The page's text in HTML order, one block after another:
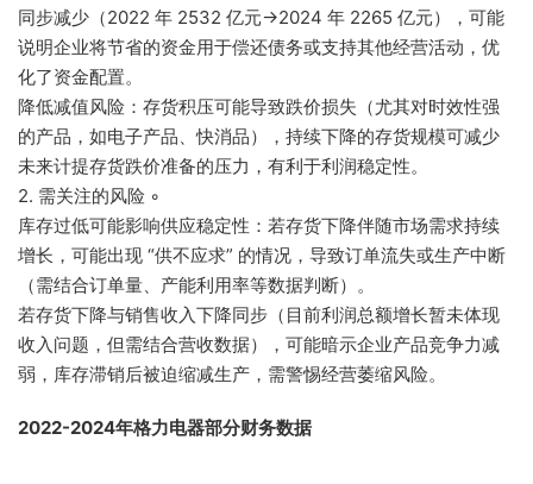
同步减少（2022 年 2532 亿元→2024 年 2265 亿元），可能
说明企业将节省的资金用于偿还债务或支持其他经营活动，优
化了资金配置。
降低减值风险：存货积压可能导致跌价损失（尤其对时效性强
的产品，如电子产品、快消品），持续下降的存货规模可减少
未来计提存货跌价准备的压力，有利于利润稳定性。
2. 需关注的风险 ◦
库存过低可能影响供应稳定性：若存货下降伴随市场需求持续
增长，可能出现 “供不应求” 的情况，导致订单流失或生产中断
（需结合订单量、产能利用率等数据判断）。
若存货下降与销售收入下降同步（目前利润总额增长暂未体现
收入问题，但需结合营收数据），可能暗示企业产品竞争力减
弱，库存滞销后被迫缩减生产，需警惕经营萎缩风险。
2022-2024年格力电器部分财务数据